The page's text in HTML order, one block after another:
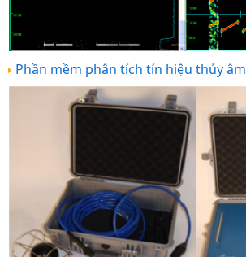
Phần mềm phân tích tín hiệu thủy âm